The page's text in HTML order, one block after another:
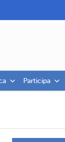
Participa